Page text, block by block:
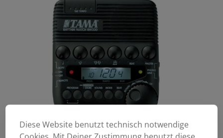
Diese Website benutzt technisch notwendige